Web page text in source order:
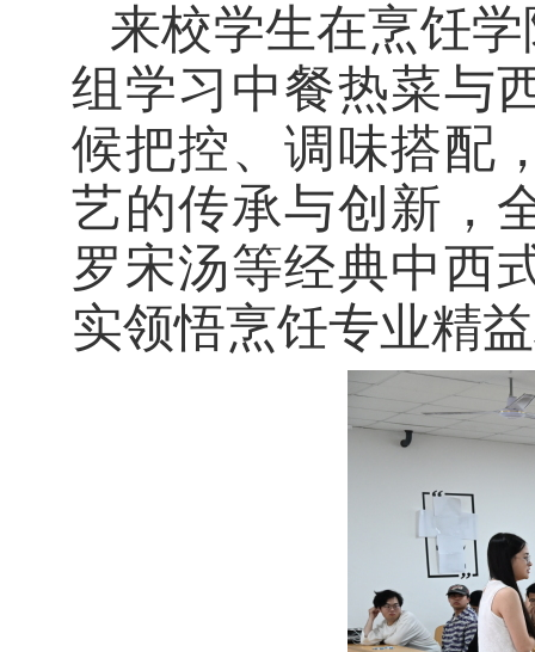
来校学生在烹饪
组学习中餐热菜与
候把控、调味搭配
艺的传承与创新，
罗宋汤等经典中西
实领悟烹饪专业精